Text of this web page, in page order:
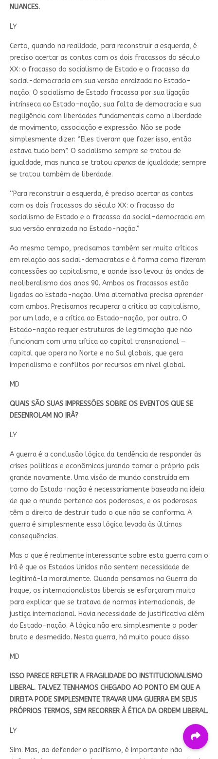
NUANCES.
LY
Certo, quando na realidade, para reconstruir a esquerda, é
preciso acertar as contas com os dois fracassos do século
XX: o fracasso do socialismo de Estado e o fracasso da
social-democracia em sua versão enraizada no Estado-
nação. O socialismo de Estado fracassa por sua ligação
intrínseca ao Estado-nação, sua falta de democracia e sua
negligência com liberdades fundamentais como a liberdade
de movimento, associação e expressão. Não se pode
simplesmente dizer: “Eles tiveram que fazer isso, então
estava tudo bem”. O socialismo sempre se tratou de
igualdade, mas nunca se tratou apenasde igualdade; sempre
se tratou também de liberdade.
“Para reconstruir a esquerda, é preciso acertar as contas
com os dois fracassos do século XX: o fracasso do
socialismo de Estado e o fracasso da social-democracia em
sua versão enraizada no Estado-nação.”
Ao mesmo tempo, precisamos também ser muito críticos
em relação aos social-democratas e à forma como fizeram
concessões ao capitalismo, e aonde isso levou: às ondas de
neoliberalismo dos anos 90. Ambos os fracassos estão
ligados ao Estado-nação. Uma alternativa precisa aprender
com ambos. Precisamos recuperar a crítica ao capitalismo,
por um lado, e a crítica ao Estado-nação, por outro. O
Estado-nação requer estruturas de legitimação que não
funcionam com uma crítica ao capital transnacional —
capital que opera no Norte e no Sul globais, que gera
imperialismo e conflitos por recursos em nível global.
MD
QUAIS SÃO SUAS IMPRESSÕES SOBRE OS EVENTOS QUE SE
DESENROLAM NO IRÃ?
LY
A guerra é a conclusão lógica da tendência de responder às
crises políticas e econômicas jurando tornar o próprio país
grande novamente. Uma visão de mundo construída em
torno do Estado-nação é necessariamente baseada na ideia
de que o mundo pertence aos poderosos, e os poderosos
têm o direito de destruir tudo o que não se conforma. A
guerra é simplesmente essa lógica levada às últimas
consequências.
Mas o que é realmente interessante sobre esta guerra com o
Irã é que os Estados Unidos não sentem necessidade de
legitimá-la moralmente. Quando pensamos na Guerra do
Iraque, os internacionalistas liberais se esforçaram muito
para explicar que se tratava de normas internacionais, de
justiça internacional. Havia necessidade de justificativa além
do Estado-nação. A lógica não era simplesmente o poder
bruto e desmedido. Nesta guerra, há muito pouco disso.
MD
ISSO PARECE REFLETIR A FRAGILIDADE DO INSTITUCIONALISMO
LIBERAL. TALVEZ TENHAMOS CHEGADO AO PONTO EM QUE A
DIREITA PODE SIMPLESMENTE TRAVAR UMA GUERRA EM SEUS
PRÓPRIOS TERMOS, SEM RECORRER À ÉTICA DA ORDEM LIBERAL.
LY
Sim. Mas, ao defender o pacifismo, é importante não